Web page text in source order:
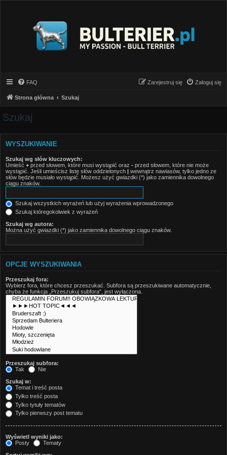
FAQ Zaloguj się
Zarejestruj się
Strona główna Szukaj
Szukaj
WYSZUKIWANIE
Szukaj wg słów kluczowych:
Umieść + przed słowem, które musi wystąpić oraz - przed słowem, które nie może
wystąpić. Jeśli umieścisz listę słów oddzielonych | wewnątrz nawiasów, tylko jedno ze
słów będzie musiało wystąpić. Możesz użyć gwiazdki (*) jako zamiennika dowolnego
ciągu znaków.
Szukaj wszystkich wyrażeń lub użyj wyrażenia wprowadzonego
Szukaj któregokolwiek z wyrażeń
Szukaj wg autora:
Można użyć gwiazdki (*) jako zamiennika dowolnego ciągu znaków.
OPCJE WYSZUKIWANIA
Przeszukaj fora:
Wybierz fora, które chcesz przeszukać. Subfora są przeszukiwane automatycznie,
chyba że funkcja „Przeszukuj subfora”, jest wyłączona.
Przeszukaj subfora:
Tak
Nie
Szukaj w:
Temat i treść posta
Tylko treść posta
Tylko tytuły tematów
Tylko pierwszy post tematu
Wyświetl wyniki jako:
Posty
Tematy